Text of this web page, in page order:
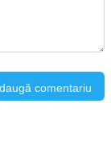
comentariu